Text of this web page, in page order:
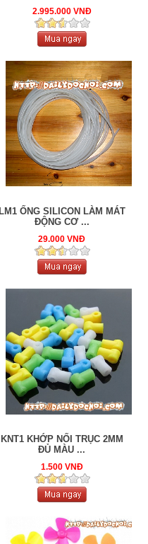
2.995.000 VNĐ
LM1 ỐNG SILICON LÀM MÁT
ĐỘNG CƠ ...
29.000 VNĐ
KNT1 KHỚP NỐI TRỤC 2MM
ĐỦ MÀU ...
1.500 VNĐ